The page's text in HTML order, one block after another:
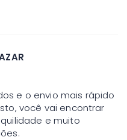
e o envio mais rápido
você vai encontrar
e muito